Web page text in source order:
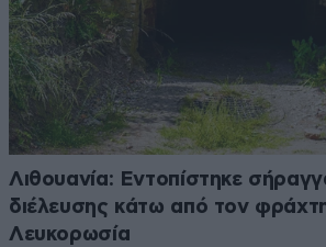
Λιθουανία: Εντοπίστηκε
διέλευσης κάτω από τον
Λευκορωσία